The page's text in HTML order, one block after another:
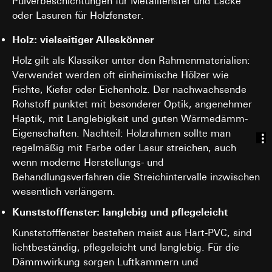
oder Lasuren für Holzfenster.
Holz: vielseitiger Alleskönner
Holz gilt als Klassiker unter den Rahmenmaterialien:
Verwendet werden oft einheimische Hölzer wie
Fichte, Kiefer oder Eichenholz. Der nachwachsende
Rohstoff punktet mit besonderer Optik, angenehmer
Haptik, mit Langlebigkeit und guten Wärmedämm-
Eigenschaften. Nachteil: Holzrahmen sollte man
regelmäßig mit Farbe oder Lasur streichen, auch
wenn moderne Herstellungs- und
Behandlungsverfahren die Streichintervalle inzwischen
wesentlich verlängern.
Kunststofffenster: langlebig und pflegeleicht
Kunststofffenster bestehen meist aus Hart-PVC, sind
lichtbeständig, pflegeleicht und langlebig. Für die
Dämmwirkung sorgen Luftkammern und
Datenverarbeitungszwecke:
nebst Uhrzeit sowie die besuchte Internetseite
Einsatz des Dienstes: § 25 Abs. 1 S. 1 TDDDG
Folgeverarbeitung der personenbezogenen Daten: Art. 6
Abs. 1 lit. a DSGVO
Empfänger:
Google Ireland Ltd, Google LLC (USA)
Informationen dazu, wie Google Ihre
Daten verarbeitet, finden Sie unter
https://business.safety.google/privacy
Drittlandübermittlung:
Drittland: USA
Angemessenheitsbeschluss/Garantien/
Standardvertragsklauseln, Kopie zu erfragen bei
Gira Giersiepen GmbH & Co. KG, Einwilligung gem. Art.
Abs. 1 lit. a DSGVO
Lebensdauer des Cookies: länger als 12 Monate
interne Abteilungen, soweit Zugriff für
erforderlich
Google Ireland Ltd, Google LLC (USA)
Daten verarbeitet, finden Sie unter
https://business.safety.google/privacy
Drittlandübermittlung:
Drittland: USA
Angemessenheitsbeschluss/Garantien/
Standardvertragsklauseln, Kopie zu erfragen bei
Gira Giersiepen GmbH & Co. KG, Einwilligung gem. Art.
Abs. 1 lit. a DSGVO
Lebensdauer des Cookies: 90 Tage
TikTok-Pixel
Datenverarbeitungszwecke:
Auswertung der Website-Nutzung, Messung und
Optimierung von Werbekampagnen
Durch das Tracking der Nutzung von Gira Angeboten,